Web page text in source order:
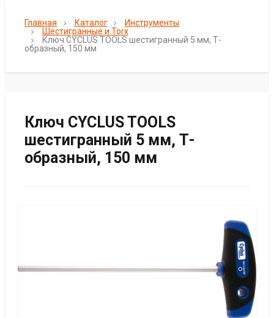
Главная Каталог
Инструменты
Шестигранные и Torx
Ключ CYCLUS TOOLS шестигранный 5 мм, Т-
образный, 150 мм
Ключ CYCLUS TOOLS
шестигранный 5 мм, Т-
образный, 150 мм